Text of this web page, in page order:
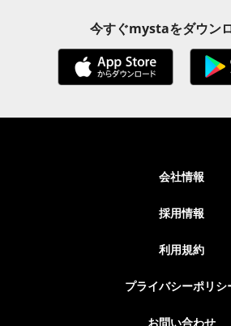
今すぐmystaをダウン
会社情報
採用情報
利用規約
プライバシーポリシ
お問い合わせ